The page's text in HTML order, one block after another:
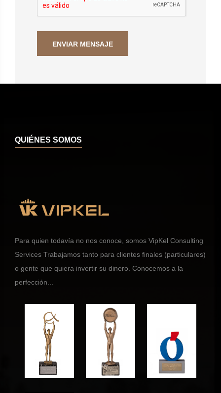
QUIÉNES SOMOS
Para quien todavía no nos conoce, somos VipKel Consulting
Services Trabajamos tanto para clientes finales (particulares)
o gente que quiera invertir su dinero. Conocemos a la
perfección...